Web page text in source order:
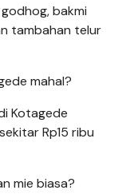
bakmi
tambahan telur
mahal?
Kotagede
Rp15 ribu
mie biasa?